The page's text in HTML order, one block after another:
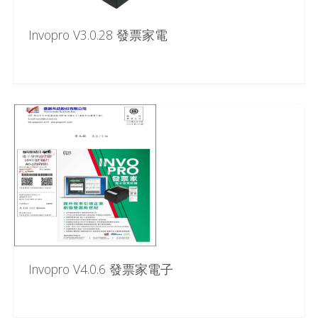
Invopro V3.0.28 發票家電
Invopro V4.0.6 發票家電子